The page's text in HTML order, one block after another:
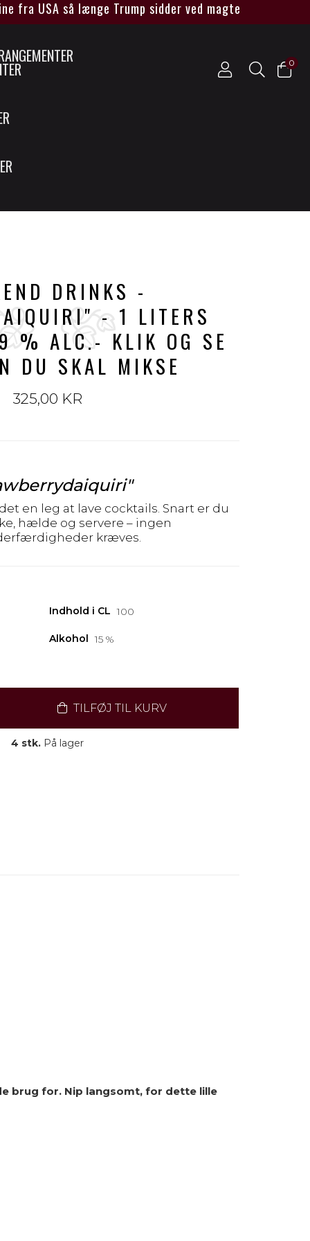
så længe Trump sidder ved magten****
0
DRINKS -
- 1 LITERS
% ALC.- KLIK OG SE
DU SKAL MIKSE
325,00 KR
aiquiri"
en leg at lave cocktails. Snart er du
hælde og servere – ingen
kræves.
Indhold i CL 100
Alkohol 15 %
TILFØJ TIL KURV
4 stk. På lager
brug for. Nip langsomt, for dette lille